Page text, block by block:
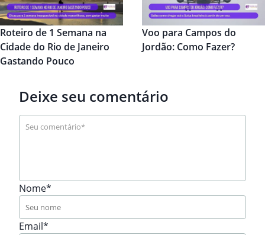
Roteiro de 1 Semana na
Cidade do Rio de Janeiro
Gastando Pouco
Voo para Campos do
Jordão: Como Fazer?
Deixe seu comentário
Nome*
Email*